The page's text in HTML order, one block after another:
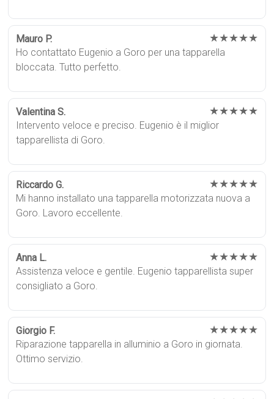
Mauro P. ★★★★★
Ho contattato Eugenio a Goro per una tapparella
bloccata. Tutto perfetto.
Valentina S. ★★★★★
Intervento veloce e preciso. Eugenio è il miglior
tapparellista di Goro.
Riccardo G. ★★★★★
Mi hanno installato una tapparella motorizzata nuova a
Goro. Lavoro eccellente.
Anna L. ★★★★★
Assistenza veloce e gentile. Eugenio tapparellista super
consigliato a Goro.
Giorgio F. ★★★★★
Riparazione tapparella in alluminio a Goro in giornata.
Ottimo servizio.